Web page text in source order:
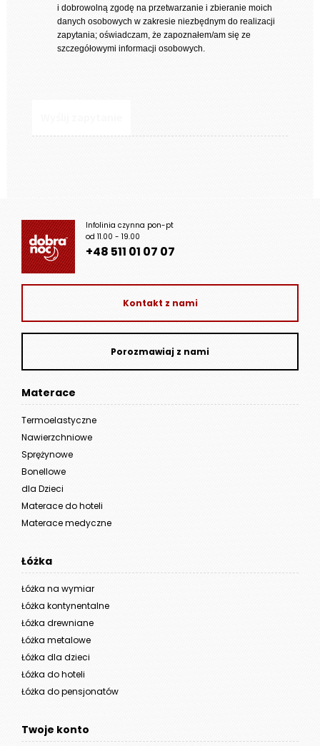
i dobrowolną zgodę na przetwarzanie i zbieranie moich
danych osobowych w zakresie niezbędnym do realizacji
zapytania; oświadczam, że zapoznałem/am się ze
szczegółowymi informacji osobowych.
Infolinia czynna pon-pt
od 11.00 - 19.00
+48 511 01 07 07
Kontakt z nami
Porozmawiaj z nami
Materace
Termoelastyczne
Nawierzchniowe
Sprężynowe
Bonellowe
dla Dzieci
Materace do hoteli
Materace medyczne
Łóżka
Łóżka na wymiar
Łóżka kontynentalne
Łóżka drewniane
Łóżka metalowe
Łóżka dla dzieci
Łóżka do hoteli
Łóżka do pensjonatów
Twoje konto